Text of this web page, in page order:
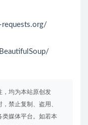
requests.org/
，均为本站原创发
禁止复制、盗用、
类媒体平台。如若本